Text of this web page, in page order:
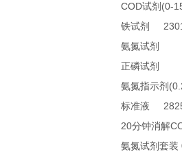
COD试剂 (0-
铁试剂
氨氮试剂
正磷试剂
氨氮指示剂
标准液
20分钟消解
氨氮试剂套装